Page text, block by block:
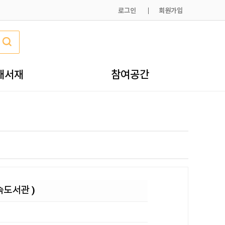
로그인 회원가입
서재 참여공간
도서관 )